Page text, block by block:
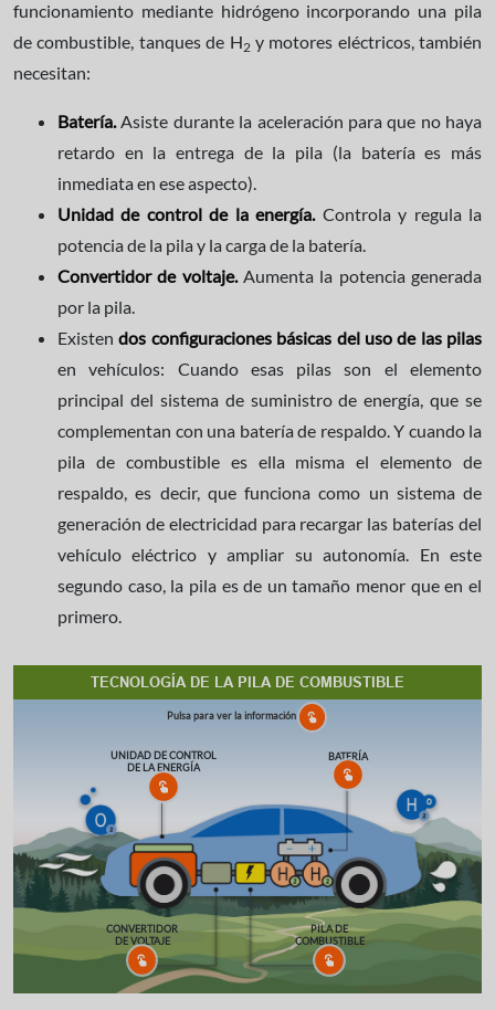
funcionamiento mediante hidrógeno incorporando una pila
de combustible, tanques de H2 y motores eléctricos, también
necesitan:
Batería.Asiste durante la aceleración para que no haya
retardo en la entrega de la pila (la batería es más
inmediata en ese aspecto).
Unidad de control de la energía.Controla y regula la
potencia de la pila y la carga de la batería.
Convertidor de voltaje.Aumenta la potencia generada
por la pila.
Existendos configuraciones básicas del uso de las pilas
en vehículos: Cuando esas pilas son el elemento
principal del sistema de suministro de energía, que se
complementan con una batería de respaldo. Y cuando la
pila de combustible es ella misma el elemento de
respaldo, es decir, que funciona como un sistema de
generación de electricidad para recargar las baterías del
vehículo eléctrico y ampliar su autonomía. En este
segundo caso, la pila es de un tamaño menor que en el
primero.
TECNOLOGÍA DE LA PILA DE COMBUSTIBLE
Pulsa para ver la información
UNIDAD DE CONTROL
DE LA ENERGÍA
BATERÍA
CONVERTIDOR
DE VOLTAJE
PILA DE
COMBUSTIBLE